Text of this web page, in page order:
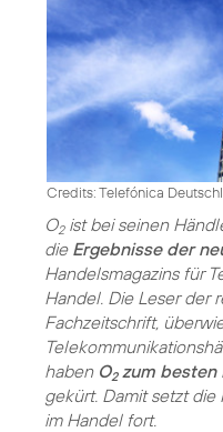
Credits: Telefónica
O2ist bei seinen
die Ergebnisse der
Handelsmagazins für
Handel. Die Leser der
Fachzeitschrift,
haben O2zum besten
gekürt. Damit setzt
im Handel fort.